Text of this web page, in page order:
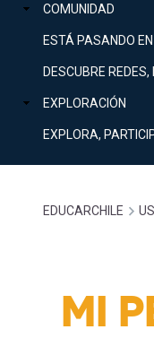
mi
cuenta
COMUNIDAD
ESTÁ PASANDO
DESCUBRE
EXPLORACIÓN
EXPLORA,
Mobile]
Menú
Inicia
de
EDUCARCHILE
MI